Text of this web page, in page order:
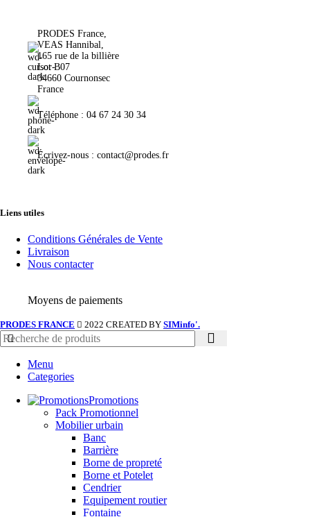
PRODES France,
VEAS Hannibal,
165 rue de la billière
Lot B07
34660 Cournonsec
France
Téléphone : 04 67 24 30 34
Écrivez-nous : contact@prodes.fr
Liens utiles
Conditions Générales de Vente
Livraison
Nous contacter
Moyens de paiements
PRODES FRANCE 2022 CREATED BY SIMinfo'.
Menu
Categories
Promotions
Pack Promotionnel
Mobilier urbain
Banc
Barrière
Borne de propreté
Borne et Potelet
Cendrier
Equipement routier
Fontaine